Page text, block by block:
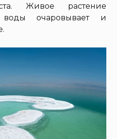
Живое растение
очаровывает и